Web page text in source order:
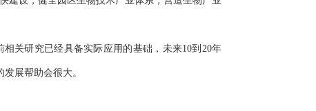
关研究已经具备实际应用的基础，未来10到20年
展帮助会很大。